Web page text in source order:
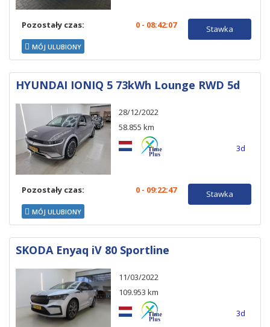
Pozostały czas: 0 - 08:42:06
MÓJ ULUBIONY
Stawka
HYUNDAI IONIQ 5 73kWh Lounge RWD 5d
28/12/2022
58.855 km
3d
Pozostały czas: 0 - 09:22:46
MÓJ ULUBIONY
Stawka
SKODA Enyaq iV 80 Sportline
11/03/2022
109.953 km
3d